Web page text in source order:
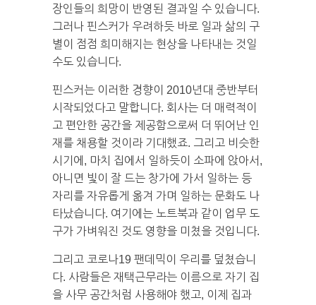
장인들의 희망이 반영된 결과일 수 있습니다.
그러나 핀스커가 우려하듯 바로 일과 삶의 구
별이 점점 희미해지는 현상을 나타내는 것일
수도 있습니다.
핀스커는 이러한 경향이 2010년대 중반부터
시작되었다고 말합니다. 회사는 더 매력적이
고 편안한 공간을 제공함으로써 더 뛰어난 인
재를 채용할 것이라 기대했죠. 그리고 비슷한
시기에, 마치 집에서 일하듯이 소파에 앉아서,
아니면 빛이 잘 드는 창가에 가서 일하는 등
자리를 자유롭게 옮겨 가며 일하는 문화도 나
타났습니다. 여기에는 노트북과 같이 업무 도
구가 가벼워진 것도 영향을 미쳤을 것입니다.
그리고 코로나19 팬데믹이 우리를 덮쳤습니
다. 사람들은 재택근무라는 이름으로 자기 집
을 사무 공간처럼 사용해야 했고, 이제 집과